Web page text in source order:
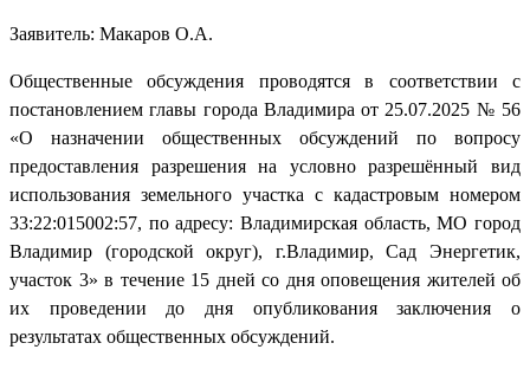
Заявитель: Макаров О.А.
Общественные обсуждения проводятся в соответствии с
постановлением главы города Владимира от 25.07.2025 № 56
«О назначении общественных обсуждений по вопросу
предоставления разрешения на условно разрешённый вид
использования земельного участка с кадастровым номером
33:22:015002:57, по адресу: Владимирская область, МО город
Владимир (городской округ), г.Владимир, Сад Энергетик,
участок 3» в течение 15 дней со дня оповещения жителей об
их проведении до дня опубликования заключения о
результатах общественных обсуждений.